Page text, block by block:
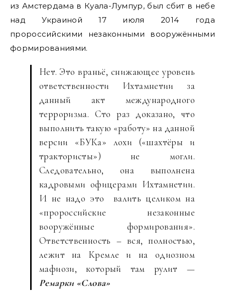
из Амстердама в Куала-Лумпур, был сбит в небе
над Украиной 17 июля 2014 года
пророссийскими незаконными вооружёнными
формированиями.
Нет. Это враньё, снижающее уровень
ответственности Ихтамнетии за
данный акт международного
терроризма. Сто раз доказано, что
выполнить такую «работу» на данной
версии «БУКа» лохи («шахтёры и
трактористы») не могли.
Следовательно, она выполнена
кадровыми офицерами Ихтамнетии.
И не надо это валить целиком на
«пророссийские незаконные
вооружённые формирования».
Ответственность – вся, полностью,
лежит на Кремле и на одиозном
мафиози, который там рулит —
Ремарки «Слова»